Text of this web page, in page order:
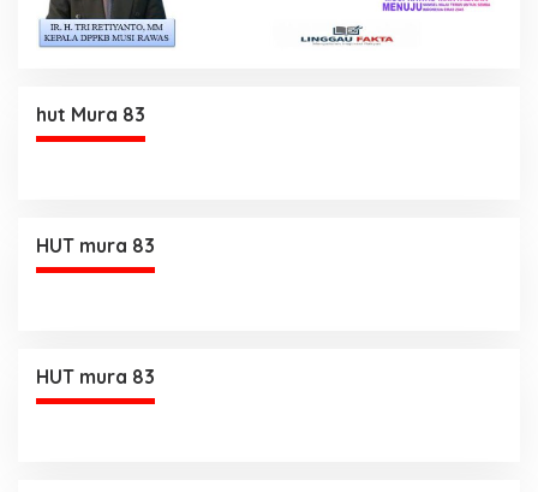
hut Mura 83
HUT mura 83
HUT mura 83